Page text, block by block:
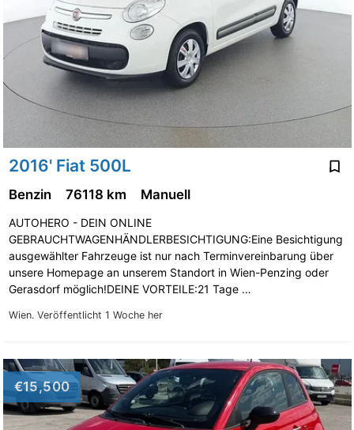
2016' Fiat 500L
Wien. Veröffentlicht 1 Woche her
Benzin 76118 km Manuell
AUTOHERO - DEIN ONLINE
GEBRAUCHTWAGENHÄNDLERBESICHTIGUNG:Eine Besichtigung
ausgewählter Fahrzeuge ist nur nach Terminvereinbarung über
unsere Homepage an unserem Standort in Wien-Penzing oder
Gerasdorf möglich!DEINE VORTEILE:21 Tage …
€15,500